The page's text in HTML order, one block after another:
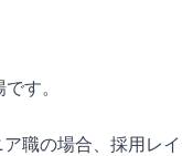
す。
職の場合、採用レ